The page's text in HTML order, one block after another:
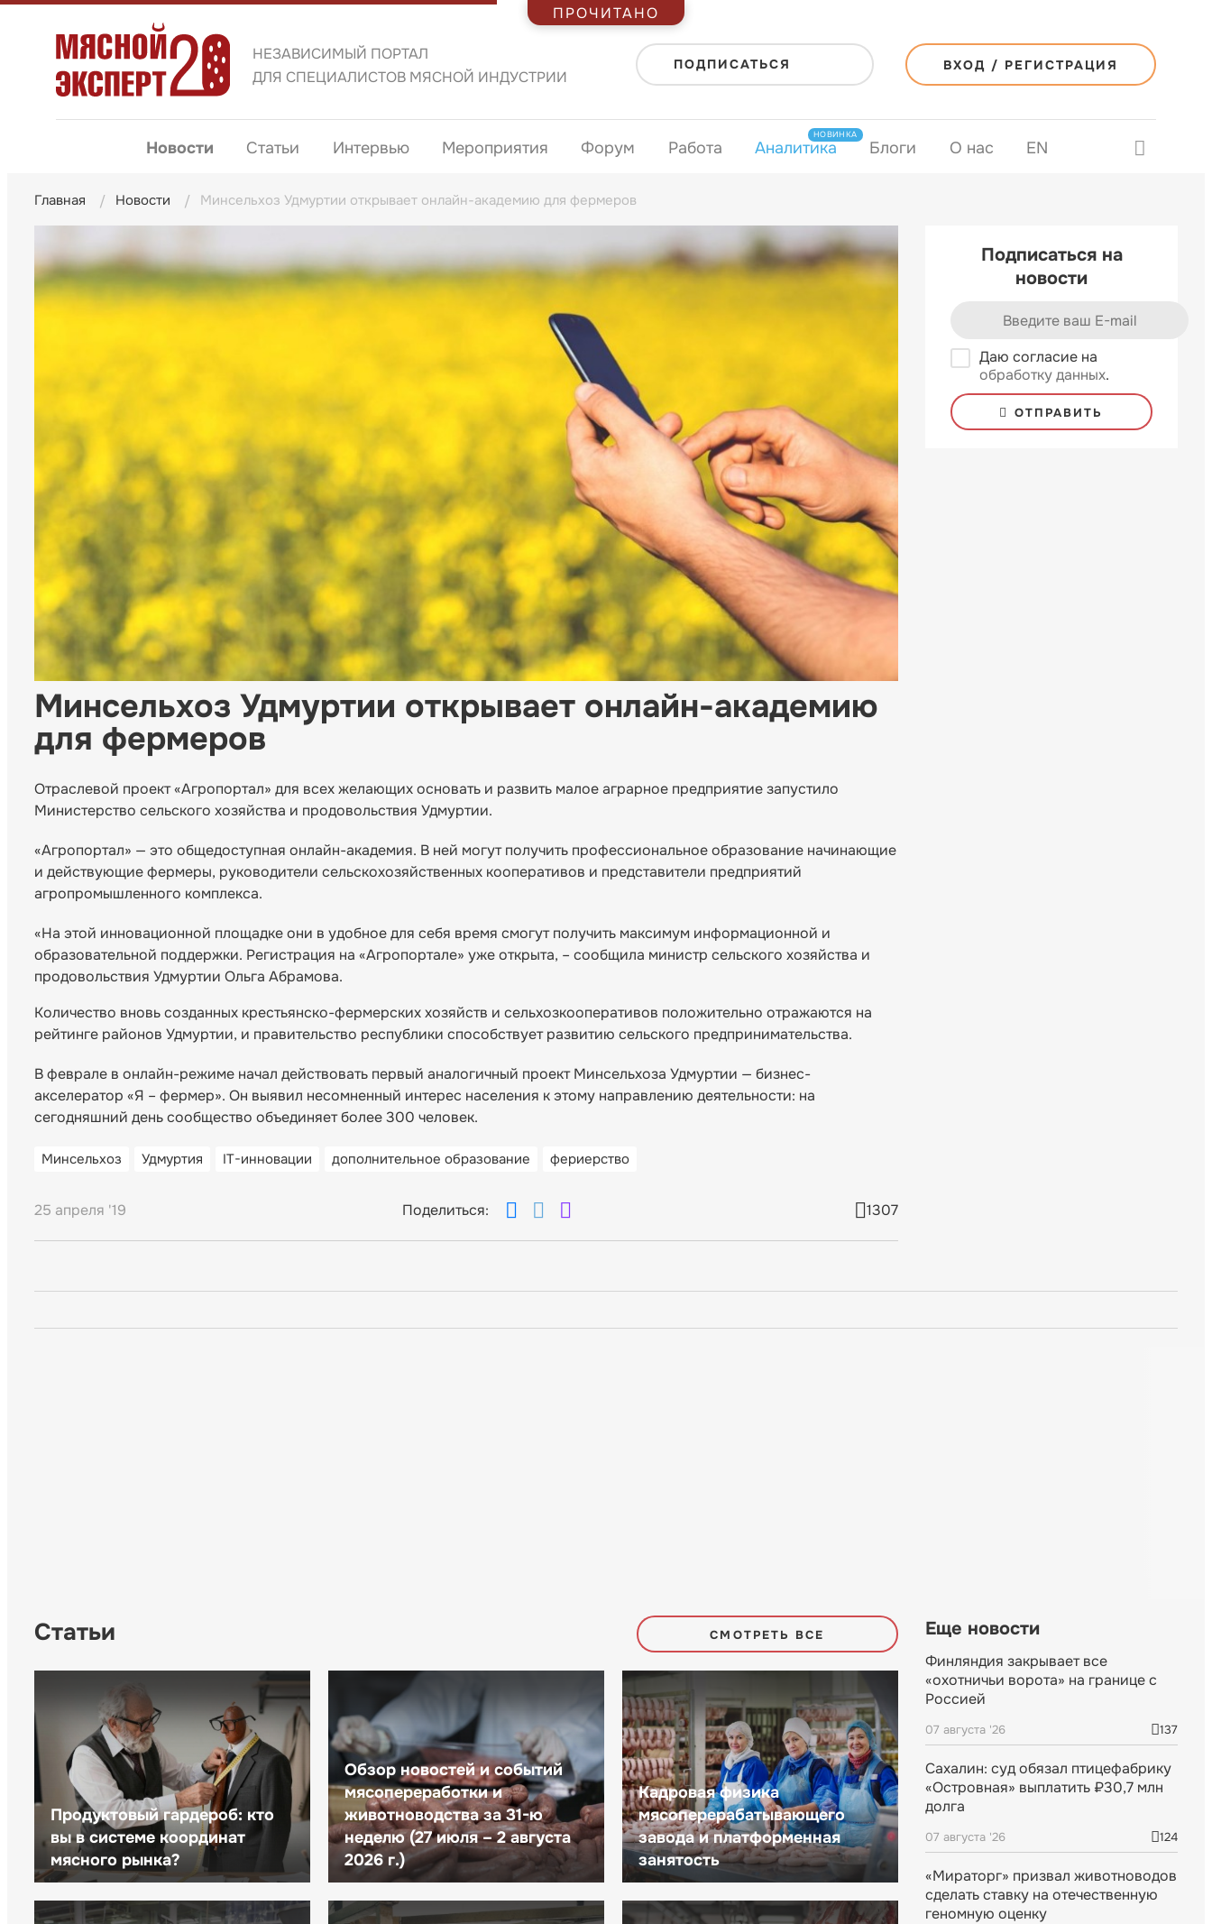
НЕЗАВИСИМЫЙ ПОРТАЛ
ДЛЯ СПЕЦИАЛИСТОВ МЯСНОЙ ИНДУСТРИИ
ПОДПИСАТЬСЯ ВХОД / РЕГИСТРАЦИЯ
Новости Статьи Интервью Мероприятия Форум Работа Аналитика
НОВИНКА
Блоги О нас EN
Главная Новости Минсельхоз Удмуртии открывает онлайн-академию для фермеров
Минсельхоз Удмуртии открывает онлайн-академию
для фермеров
Отраслевой проект «Агропортал» для всех желающих основать и развить малое аграрное предприятие запустило
Министерство сельского хозяйства и продовольствия Удмуртии.
«Агропортал» — это общедоступная онлайн-академия. В ней могут получить профессиональное образование начинающие
и действующие фермеры, руководители сельскохозяйственных кооперативов и представители предприятий
агропромышленного комплекса.
«На этой инновационной площадке они в удобное для себя время смогут получить максимум информационной и
образовательной поддержки. Регистрация на «Агропортале» уже открыта, – сообщила министр сельского хозяйства и
продовольствия Удмуртии Ольга Абрамова.
Количество вновь созданных крестьянско-фермерских хозяйств и сельхозкооперативов положительно отражаются на
рейтинге районов Удмуртии, и правительство республики способствует развитию сельского предпринимательства.
В феврале в онлайн-режиме начал действовать первый аналогичный проект Минсельхоза Удмуртии — бизнес-
акселератор «Я – фермер». Он выявил несомненный интерес населения к этому направлению деятельности: на
сегодняшний день сообщество объединяет более 300 человек.
Минсельхоз Удмуртия IT-инновации дополнительное образование фериерство
25 апреля '19 Поделиться: 1307
Подписаться на
новости
Даю согласие на
обработку данных.
ОТПРАВИТЬ
Статьи СМОТРЕТЬ ВСЕ
Продуктовый гардероб: кто
вы в системе координат
мясного рынка?
Обзор новостей и событий
мясопереработки и
животноводства за 31-ю
неделю (27 июля – 2 августа
2026 г.)
Кадровая физика
мясоперерабатывающего
завода и платформенная
занятость
Еще новости
Финляндия закрывает все
«охотничьи ворота» на границе с
Россией
07 августа '26 137
Сахалин: суд обязал птицефабрику
«Островная» выплатить ₽30,7 млн
долга
07 августа '26 124
«Мираторг» призвал животноводов
сделать ставку на отечественную
геномную оценку
ПРОЧИТАНО